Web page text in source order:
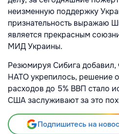
неизменную поддержку
признательность выражаю
является прекрасным
МИД Украины.
Резюмируя Сибига
НАТО укрепилось, решение
расходов до 5% ВВП стало
США заслуживают за это
Подпишитесь на